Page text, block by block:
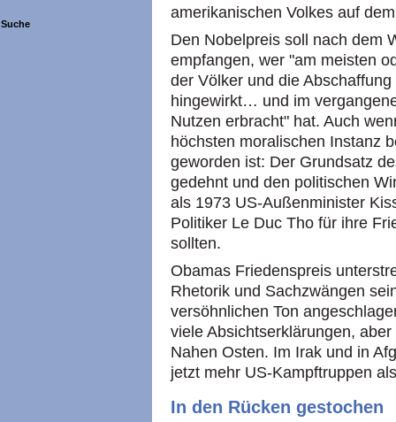
Suche
amerikanischen Volkes auf
Den Nobelpreis soll nach dem
empfangen, wer "am meisten
der Völker und die
hingewirkt… und im
Nutzen erbracht" hat. Auch
höchsten moralischen Instanz
geworden ist: Der Grundsatz
gedehnt und den politischen
als 1973 US-Außenminister
Politiker Le Duc Tho für ihre
sollten.
Obamas Friedenspreis
Rhetorik und Sachzwängen
versöhnlichen Ton
viele Absichtserklärungen,
Nahen Osten. Im Irak und in
jetzt mehr US-Kampftruppen
In den Rücken gestochen